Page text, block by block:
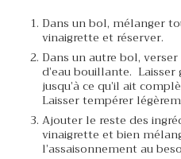
Dans un bol, mélanger
vinaigrette et réserver.
Dans un autre bol,
d’eau bouillante.
jusqu’à ce qu’il ait
Laisser tempérer
Ajouter le reste des
vinaigrette et bien
l’assaisonnement au